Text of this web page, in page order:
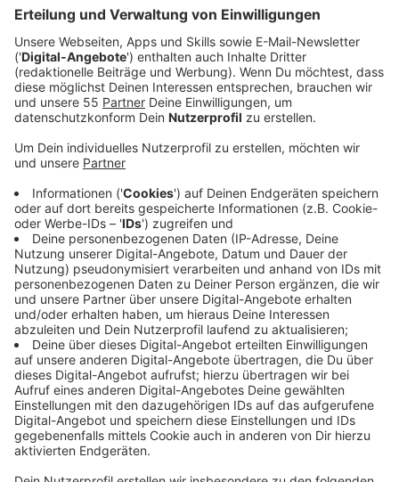
am Doerkesplatz in Nettetal zugefahren sein soll.
Es handelt sich um eine 33-jährige Frau aus dem
Kreis Viersen. Laut Polizeiangaben soll sie aus
Termingründen den Weg der Versammlung
passiert haben.
Gegen die Frau wird jetzt wegen eines gefährlichen
Eingriffs in den Straßenverkehr ermittelt.
Im September soll die Frau mit ihrem Auto auf die
Gruppe am Doerkesplatz zugefahren sein. 20 der
Klimaaktivisten mussten dem Auto ausweichen. Ein
Klimaaktivist soll mit einem Plakat auf die
Windschutzscheibe des Autos geschlagen haben.